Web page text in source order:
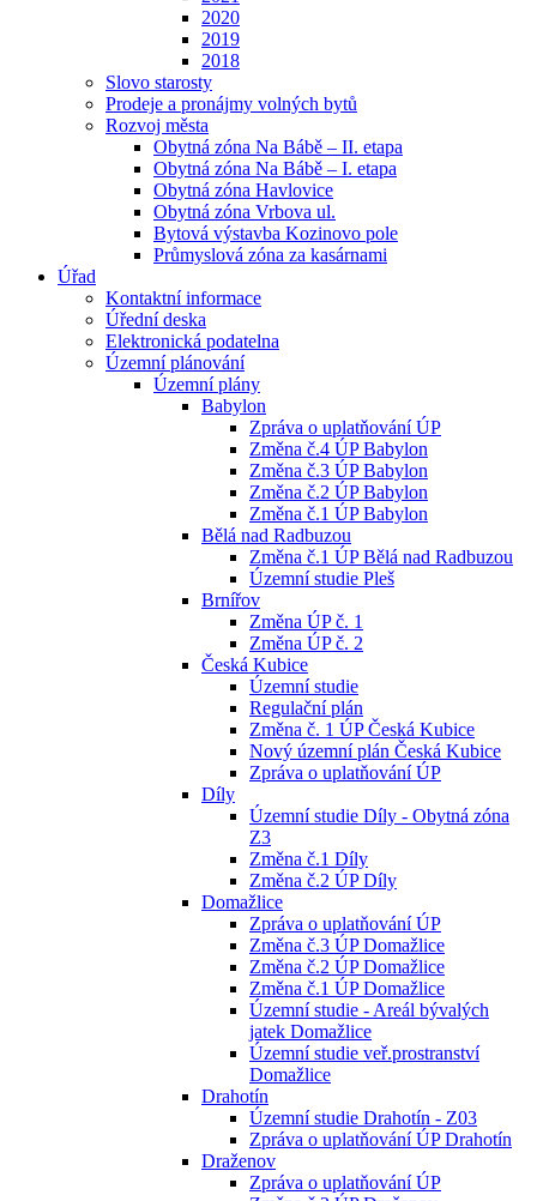
2020
2019
2018
Slovo starosty
Prodeje a pronájmy volných bytů
Rozvoj města
Obytná zóna Na Bábě – II. etapa
Obytná zóna Na Bábě – I. etapa
Obytná zóna Havlovice
Obytná zóna Vrbova ul.
Bytová výstavba Kozinovo pole
Průmyslová zóna za kasárnami
Úřad
Kontaktní informace
Úřední deska
Elektronická podatelna
Územní plánování
Územní plány
Babylon
Zpráva o uplatňování ÚP
Změna č.4 ÚP Babylon
Změna č.3 ÚP Babylon
Změna č.2 ÚP Babylon
Změna č.1 ÚP Babylon
Bělá nad Radbuzou
Změna č.1 ÚP Bělá nad Radbuzou
Územní studie Pleš
Brnířov
Změna ÚP č. 1
Změna ÚP č. 2
Česká Kubice
Územní studie
Regulační plán
Změna č. 1 ÚP Česká Kubice
Nový územní plán Česká Kubice
Zpráva o uplatňování ÚP
Díly
Územní studie Díly - Obytná zóna
Z3
Změna č.1 Díly
Změna č.2 ÚP Díly
Domažlice
Zpráva o uplatňování ÚP
Změna č.3 ÚP Domažlice
Změna č.2 ÚP Domažlice
Změna č.1 ÚP Domažlice
Územní studie - Areál bývalých
jatek Domažlice
Územní studie veř.prostranství
Domažlice
Drahotín
Územní studie Drahotín - Z03
Zpráva o uplatňování ÚP Drahotín
Draženov
Zpráva o uplatňování ÚP